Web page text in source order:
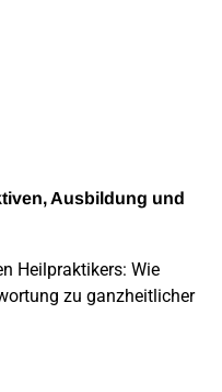
Ausbildung und
Heilpraktikers: Wie
zu ganzheitlicher